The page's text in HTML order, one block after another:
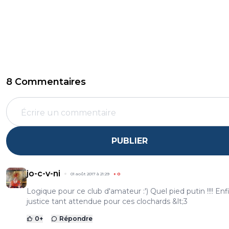
8 Commentaires
PUBLIER
jo-c-v-ni 01 août 2017 à 21:29 + 0
Logique pour ce club d'amateur :') Quel pied putin !!!!
justice tant attendue pour ces clochards &lt;3
0+ Répondre